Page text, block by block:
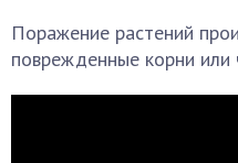
Поражение растений
поврежденные корни или